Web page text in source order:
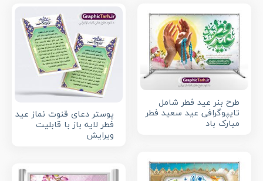
طرح بنر عید فطر شامل
تایپوگرافی عید سعید فطر
مبارک باد
پوستر دعای قنوت نماز عید
فطر لایه باز با قابلیت
ویرایش